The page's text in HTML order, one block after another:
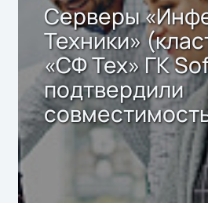
Серверы
Техники»
«СФ Тех» ГК
подтвердили
решением
Storage 2.x для
хранения